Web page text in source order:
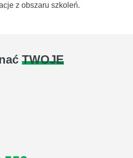
z obszaru szkoleń.
TWOJE